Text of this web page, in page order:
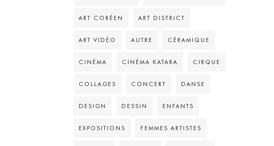
ART CORÉEN ART DISTRICT
ART VIDÉO AUTRE CÉRAMIQUE
CINÉMA CINÉMA KATARA CIRQUE
COLLAGES CONCERT DANSE
DESIGN DESSIN ENFANTS
EXPOSITIONS FEMMES ARTISTES